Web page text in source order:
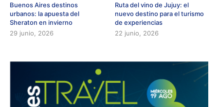
Buenos Aires destinos
urbanos: la apuesta del
Sheraton en invierno
29 junio, 2026
Ruta del vino de Jujuy: el
nuevo destino para el turismo
de experiencias
22 junio, 2026